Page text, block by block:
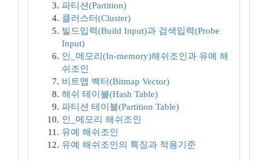
파티션(Partition)
클러스터(Cluster)
빌드입력(Build Input)과 검색입력(Probe
Input)
인_메모리(In-memory)해쉬조인과 유예 해
쉬조인
비트맵 벡터(Bitmap Vector)
해쉬 테이블(Hash Table)
파티션 테이블(Partition Table)
인_메모리 해쉬조인
유예 해쉬조인
유예 해쉬조인의 특징과 적용기준